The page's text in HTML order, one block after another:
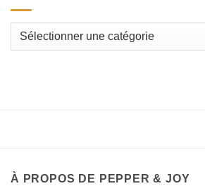
Catégories
À PROPOS DE PEPPER & JOY